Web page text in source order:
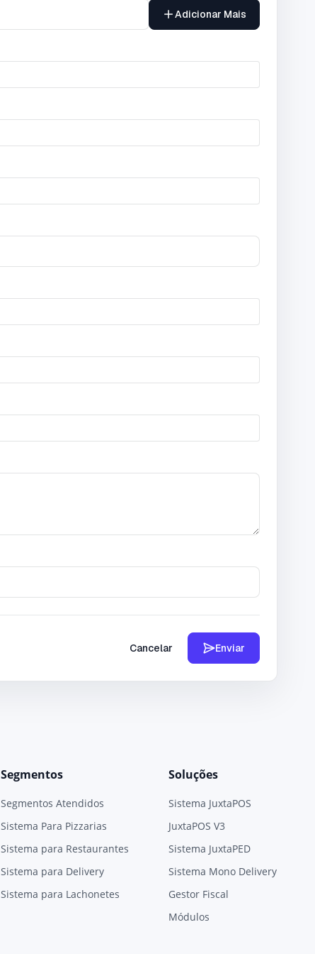
Adicionar Mais
Cancelar Enviar
Segmentos
Segmentos Atendidos
Sistema Para Pizzarias
Sistema para Restaurantes
Sistema para Delivery
Sistema para Lachonetes
Soluções
Sistema JuxtaPOS
JuxtaPOS V3
Sistema JuxtaPED
Sistema Mono Delivery
Gestor Fiscal
Módulos